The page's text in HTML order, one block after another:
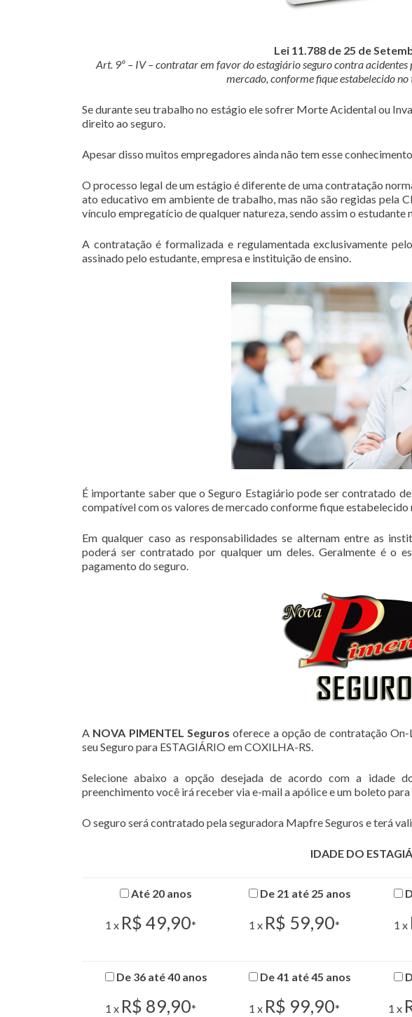
Lei 11.788 de 25 de
Art. 9º – IV – contratar em favor do estagiário seguro contra
mercado, conforme fique estabelecido
Se durante seu trabalho no estágio ele sofrer Morte Acidental ou
direito ao seguro.
Apesar disso muitos empregadores ainda não tem esse
O processo legal de um estágio é diferente de uma contratação
ato educativo em ambiente de trabalho, mas não são regidas pela
vínculo empregatício de qualquer natureza, sendo assim o estudante
A contratação é formalizada e regulamentada exclusivamente
assinado pelo estudante, empresa e instituição de ensino.
É importante saber que o Seguro Estagiário pode ser contratado
compatível com os valores de mercado conforme fique
Em qualquer caso as responsabilidades se alternam entre as
poderá ser contratado por qualquer um deles. Geralmente é o
pagamento do seguro.
A NOVA PIMENTEL Seguros oferece a opção de contratação
seu Seguro para ESTAGIÁRIO em COXILHA-RS.
Selecione abaixo a opção desejada de acordo com a idade
preenchimento você irá receber via e-mail a apólice e um boleto
O seguro será contratado pela seguradora Mapfre Seguros e terá
IDADE DO
Até 20 anos
1 x R$ 49,90*
De 21 até 25 anos
1 x R$ 59,90* 1 x
De 36 até 40 anos
1 x R$ 89,90*
De 41 até 45 anos
1 x R$ 99,90* 1 x